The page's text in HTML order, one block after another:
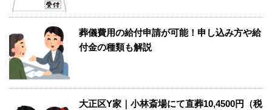
葬儀費用の給付申請が可能！申し込み方や給
付金の種類も解説
大正区Y家｜小林斎場にて直葬10,4500円（税